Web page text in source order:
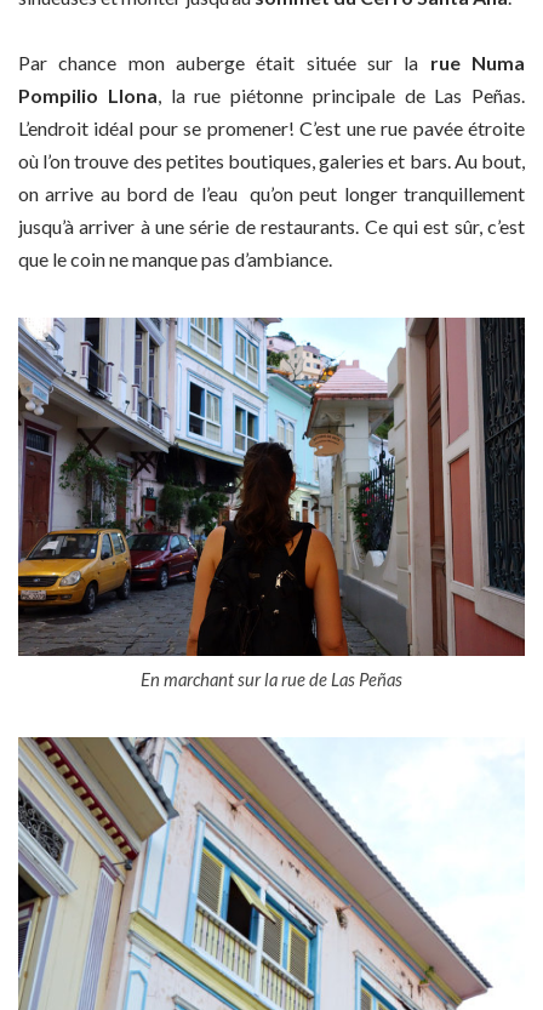
Par chance mon auberge était située sur la rue Numa
Pompilio Llona, la rue piétonne principale de Las Peñas.
L’endroit idéal pour se promener! C’est une rue pavée étroite
où l’on trouve des petites boutiques, galeries et bars. Au bout,
on arrive au bord de l’eau qu’on peut longer tranquillement
jusqu’à arriver à une série de restaurants. Ce qui est sûr, c’est
que le coin ne manque pas d’ambiance.
En marchant sur la rue de Las Peñas